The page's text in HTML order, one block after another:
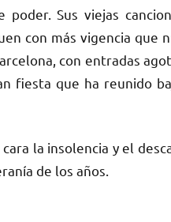
poder. Sus viejas
con más vigencia que
con entradas
fiesta que ha reunido
la insolencia y el
de los años.